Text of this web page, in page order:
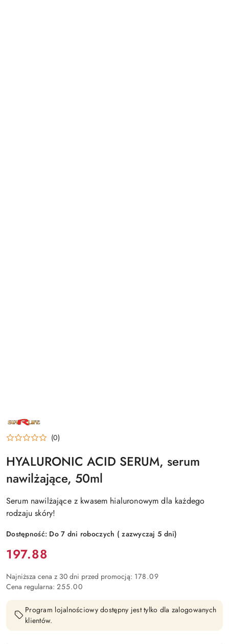
NAZWA
PRODUCENTA:
STARLIFE (0)
HYALURONIC ACID SERUM, serum
nawilżające, 50ml
Serum nawilżające z kwasem hialuronowym dla każdego
rodzaju skóry!
Dostępność: Do 7 dni roboczych ( zazwyczaj 5 dni)
Cena:
197.88
Najniższa cena z 30 dni przed promocją: 178.09
Cena regularna: 255.00
Program lojalnościowy dostępny jest tylko dla zalogowanych
klientów.